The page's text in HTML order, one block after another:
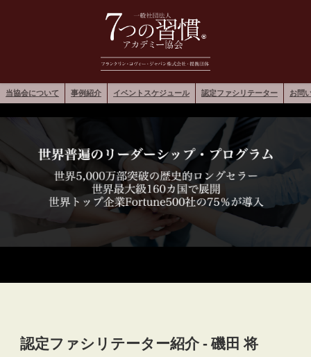
当協会について 事例紹介 イベントスケジュール 認定ファシリテーター お問
認定ファシリテーター紹介 - 磯田 将